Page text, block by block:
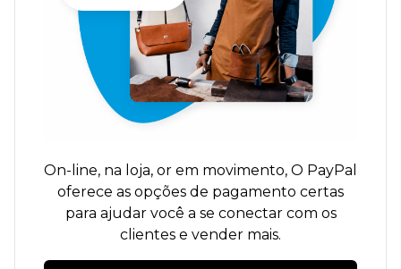
On-line, na loja, or em movimento, O PayPal
oferece as opções de pagamento certas
para ajudar você a se conectar com os
clientes e vender mais.